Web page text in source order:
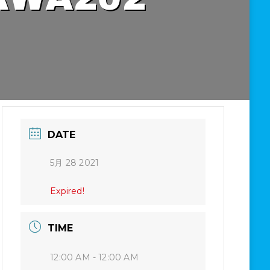
DATE
5月 28 2021
Expired!
TIME
12:00 AM - 12:00 AM